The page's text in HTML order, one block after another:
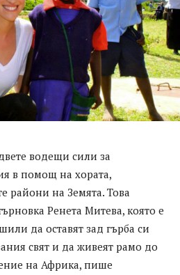
водещи сили за
в помощ на хората,
райони на Земята. Това
Ренета Митева, която е
да оставят зад гърба си
свят и да живеят рамо до
на Африка, пише